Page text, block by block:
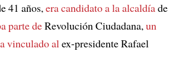
41 años,era candidato a la alcaldíade
parte deRevolución Ciudadana,un
vinculado alex-presidente Rafael